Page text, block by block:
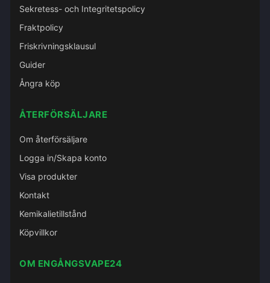
Sekretess- och Integritetspolicy
Fraktpolicy
Friskrivningsklausul
Guider
Ångra köp
ÅTERFÖRSÄLJARE
Om återförsäljare
Logga in/Skapa konto
Visa produkter
Kontakt
Kemikalietillstånd
Köpvillkor
OM ENGÅNGSVAPE24